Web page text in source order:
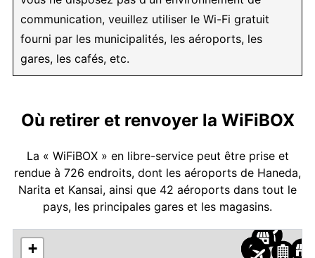
communication, veuillez utiliser le Wi-Fi gratuit
fourni par les municipalités, les aéroports, les
gares, les cafés, etc.
Où retirer et renvoyer la WiFiBOX
La « WiFiBOX » en libre-service peut être prise et
rendue à 726 endroits, dont les aéroports de Haneda,
Narita et Kansai, ainsi que 42 aéroports dans tout le
pays, les principales gares et les magasins.
+